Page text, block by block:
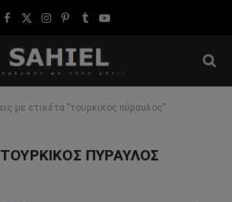
Facebook
X
Instagram
Pinterest
TumblrYouTube
με ετικέτα "τουρκικός πύραυλος"
ΤΟΥΡΚΙΚΌΣ ΠΎΡΑΥΛΟΣ